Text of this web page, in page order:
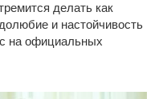
делать как
и настойчивость
на официальных